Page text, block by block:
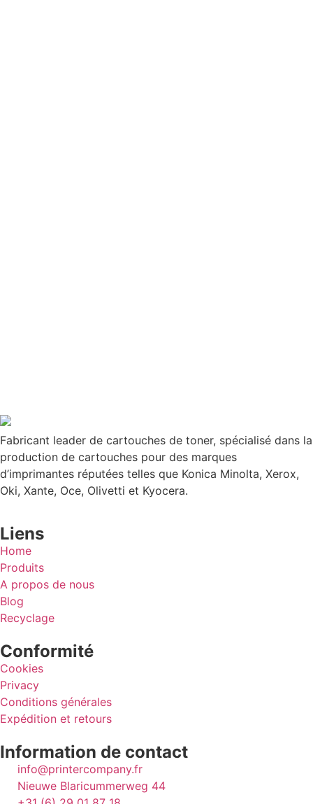
Fabricant leader de cartouches de toner, spécialisé dans la
production de cartouches pour des marques
d’imprimantes réputées telles que Konica Minolta, Xerox,
Oki, Xante, Oce, Olivetti et Kyocera.
Liens
Home
Produits
A propos de nous
Blog
Recyclage
Conformité
Cookies
Privacy
Conditions générales
Expédition et retours
Information de contact
info@printercompany.fr
Nieuwe Blaricummerweg 44